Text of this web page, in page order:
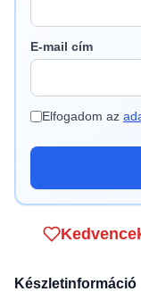
E-mail cím
Elfogadom az
Készletinformáció